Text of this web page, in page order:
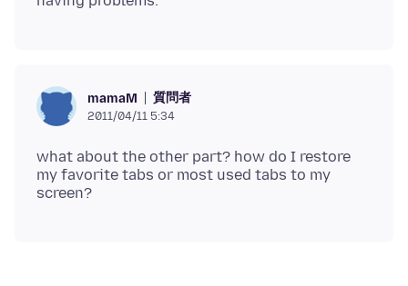
mamaM 質問者
2011/04/11 5:34
what about the other part? how do I restore
my favorite tabs or most used tabs to my